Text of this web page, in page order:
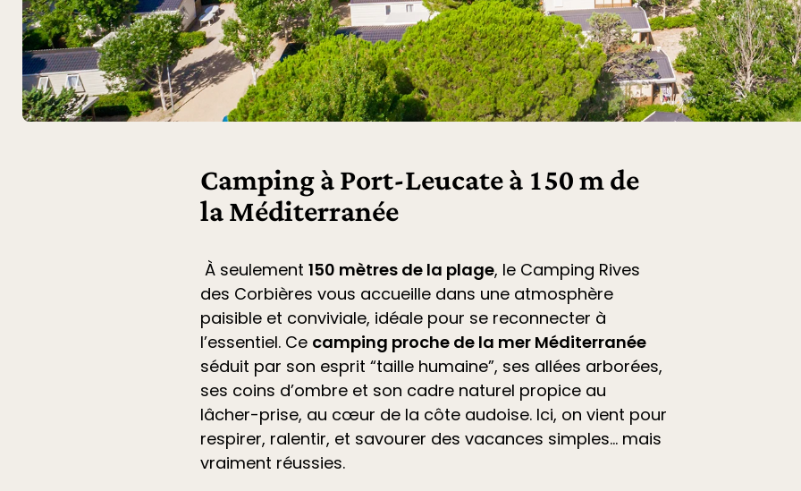
Camping à Port-Leucate à 150 m de
la Méditerranée
À seulement 150 mètres de la plage, le Camping Rives
des Corbières vous accueille dans une atmosphère
paisible et conviviale, idéale pour se reconnecter à
l’essentiel. Ce camping proche de la mer Méditerranée
séduit par son esprit “taille humaine”, ses allées arborées,
ses coins d’ombre et son cadre naturel propice au
lâcher-prise, au cœur de la côte audoise. Ici, on vient pour
respirer, ralentir, et savourer des vacances simples… mais
vraiment réussies.